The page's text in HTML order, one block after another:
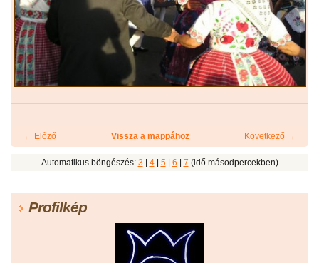
← Előző Következő →
Vissza a mappához
Automatikus böngészés: 3 4| 5| 6 7 (idő másodpercekben)
Profilkép